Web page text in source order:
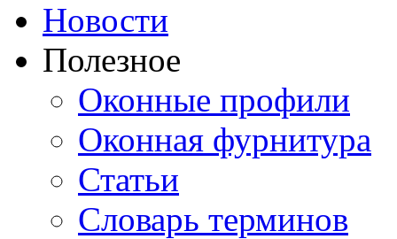
Новости
Полезное
Оконные профили
Оконная фурнитура
Статьи
Словарь терминов